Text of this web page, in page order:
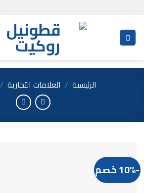
content
الرئيسية / العلامات التجارية /
-10% خصم